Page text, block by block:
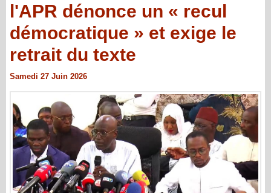
l'APR dénonce un « recul
démocratique » et exige le
retrait du texte
Samedi 27 Juin 2026